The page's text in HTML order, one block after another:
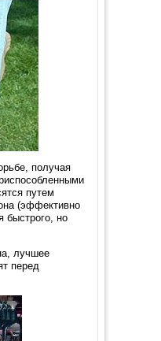
получая
путем
(эффективно
быстрого, но
лучшее
перед